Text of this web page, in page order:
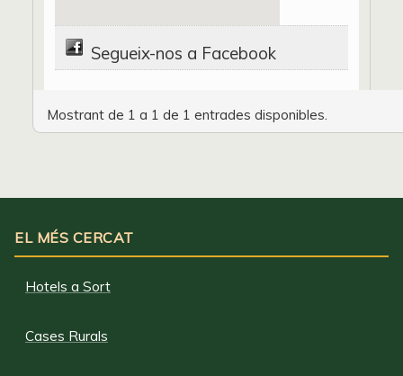
Segueix-nos a Facebook
Mostrant de 1 a 1 de 1 entrades disponibles.
EL MÉS CERCAT
Hotels a Sort
Cases Rurals